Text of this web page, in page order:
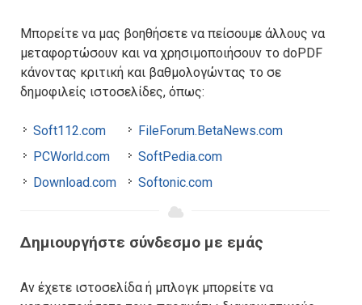
Μπορείτε να μας βοηθήσετε να πείσουμε άλλους να
μεταφορτώσουν και να χρησιμοποιήσουν το doPDF
κάνοντας κριτική και βαθμολογώντας το σε
δημοφιλείς ιστοσελίδες, όπως:
Soft112.com
PCWorld.com
Download.com
FileForum.BetaNews.com
SoftPedia.com
Softonic.com
Δημιουργήστε σύνδεσμο με εμάς
Αν έχετε ιστοσελίδα ή μπλογκ μπορείτε να